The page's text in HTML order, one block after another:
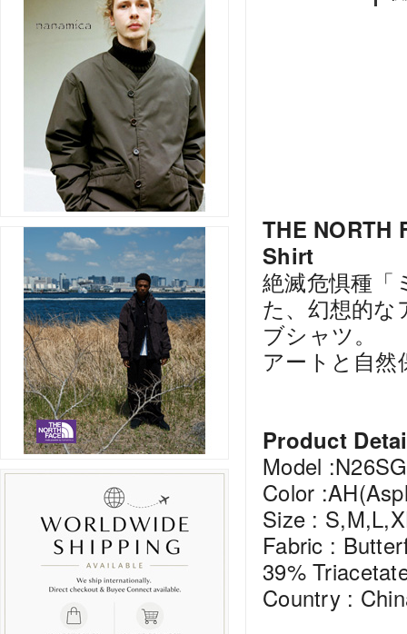
THE NORTH
Shirt
絶滅危惧種「
た、幻想的
ブシャツ。
アートと自
Product
Model
Color
Size :
Fabric :
39%
Country :